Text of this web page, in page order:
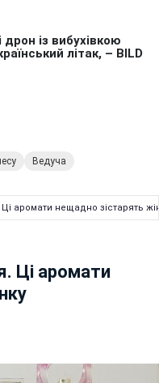
Ведуча
аромати нещадно зістарять
Ці аромати